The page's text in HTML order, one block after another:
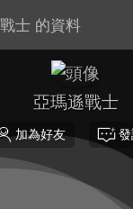
士 的資料
亞瑪遜戰士
加為好友